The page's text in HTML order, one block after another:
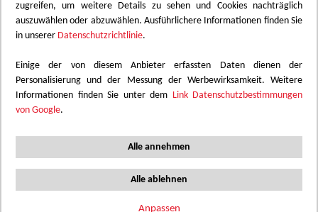
zugreifen, um weitere Details zu sehen und Cookies nachträglich
auszuwählen oder abzuwählen. Ausführlichere Informationen finden Sie
in unserer Datenschutzrichtlinie.
Einige der von diesem Anbieter erfassten Daten dienen der
Personalisierung und der Messung der Werbewirksamkeit. Weitere
Informationen finden Sie unter dem Link Datenschutzbestimmungen
von Google.
Alle annehmen
Alle ablehnen
Anpassen
0 DESIGNS
Keine Produkte Entsprechen
Ihren Filtereinstellungen